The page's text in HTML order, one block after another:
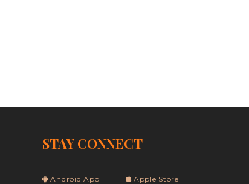
STAY CONNECT
Android App Apple Store